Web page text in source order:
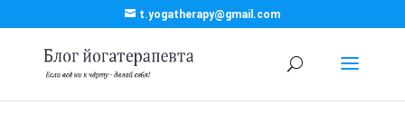
t.yogatherapy@gmail.com